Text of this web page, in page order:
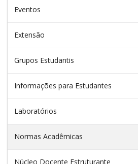
Eventos
Extensão
Grupos Estudantis
Informações para Estudantes
Laboratórios
Normas Acadêmicas
Núcleo Docente Estruturante